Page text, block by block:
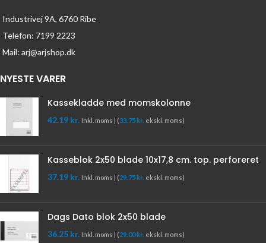
Industrivej 9A, 6760 Ribe
Telefon: 7199 2223
Mail: arj@arjshop.dk
NYESTE VARER
Kassekladde med momskolonne
42.19 kr. Inkl. moms | (33.75 kr. ekskl. moms)
Kasseblok 2x50 blade 10x17,8 cm. top. perforeret
37.19 kr. Inkl. moms | (29.75 kr. ekskl. moms)
Dags Dato blok 2x50 blade
36.25 kr. Inkl. moms | (29.00 kr. ekskl. moms)